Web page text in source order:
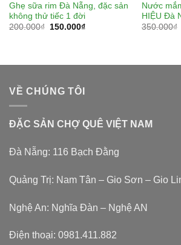
Ghẹ sữa rim Đà Nẵng, đặc sản
không thử tiếc 1 đời
200.000₫ 150.000₫
Nước
HIỆU Đà
350.000₫
VỀ CHÚNG TÔI
ĐẶC SẢN CHỢ QUÊ VIỆT NAM
Đà Nẵng: 116 Bạch Đằng
Quảng Trị: Nam Tân – Gio Sơn – Gio
Nghệ An: Nghĩa Đàn – Nghệ AN
Điện thoại: 0981.411.882